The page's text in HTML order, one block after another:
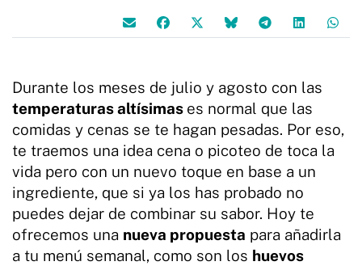
Durante los meses de julio y agosto con las
temperaturas altísimas es normal que las
comidas y cenas se te hagan pesadas. Por eso,
te traemos una idea cena o picoteo de toca la
vida pero con un nuevo toque en base a un
ingrediente, que si ya los has probado no
puedes dejar de combinar su sabor. Hoy te
ofrecemos una nueva propuesta para añadirla
a tu menú semanal, como son los huevos